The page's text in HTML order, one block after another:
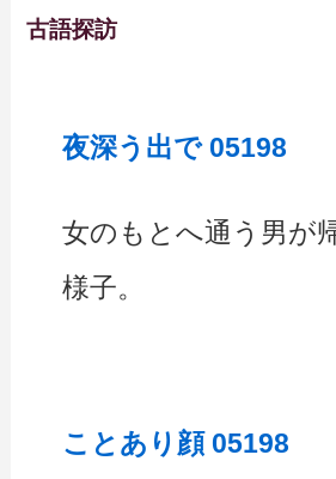
古語探訪
夜深う出で 05198
女のもとへ通う男が
様子。
ことあり顔 05198